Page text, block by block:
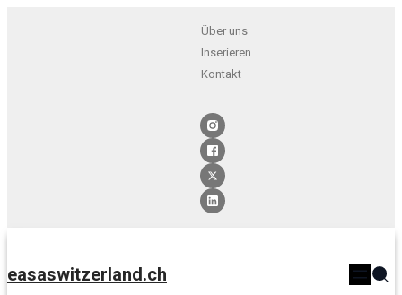
Über uns
Inserieren
Kontakt
easaswitzerland.ch